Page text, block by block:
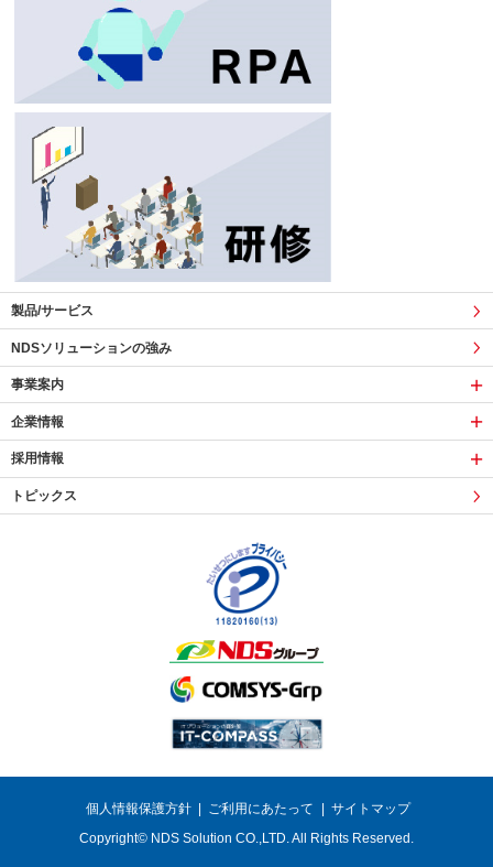
製品/サービス
NDSソリューションの強み
事業案内
企業情報
採用情報
トピックス
個人情報保護方針 ご利用にあたって
サイトマップ
Copyright© NDS Solution CO.,LTD. All Rights Reserved.